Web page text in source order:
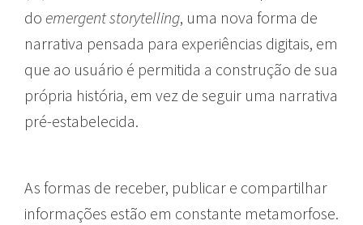
do emergent storytelling, uma nova forma de
narrativa pensada para experiências digitais, em
que ao usuário é permitida a construção de sua
própria história, em vez de seguir uma narrativa
pré-estabelecida.
As formas de receber, publicar e compartilhar
informações estão em constante metamorfose.